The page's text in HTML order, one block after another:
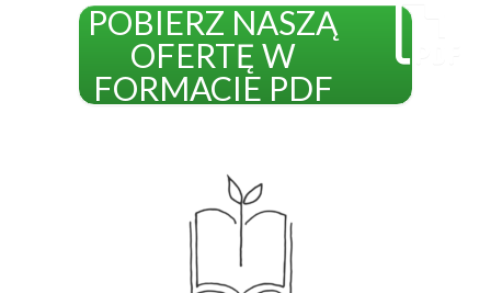
POBIERZ NASZĄ
OFERTĘ W
FORMACIE PDF